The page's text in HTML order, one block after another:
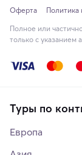
Оферта
Политика
Полное или
только с указанием
Туры по
Европа